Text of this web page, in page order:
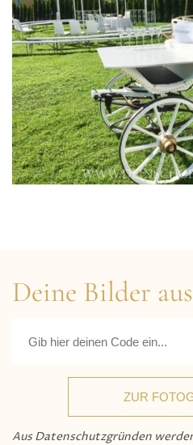
Deine Bilder
ZUR
Aus Datenschutzgründen